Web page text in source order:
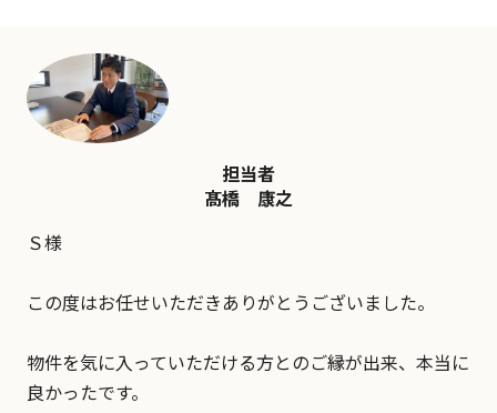
担当者
髙橋 康之
Ｓ様
この度はお任せいただきありがとうございました。
物件を気に入っていただける方とのご縁が出来、本当に
良かったです。